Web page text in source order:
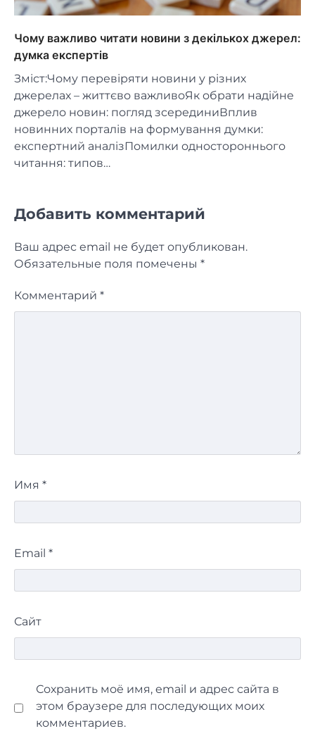
Чому важливо читати новини з декількох джерел:
думка експертів
Зміст:Чому перевіряти новини у різних
джерелах – життєво важливоЯк обрати надійне
джерело новин: погляд зсерединиВплив
новинних порталів на формування думки:
експертний аналізПомилки одностороннього
читання: типов…
Добавить комментарий
Ваш адрес email не будет опубликован.
Обязательные поля помечены *
Комментарий *
Имя *
Email *
Сайт
Сохранить моё имя, email и адрес сайта в
этом браузере для последующих моих
комментариев.